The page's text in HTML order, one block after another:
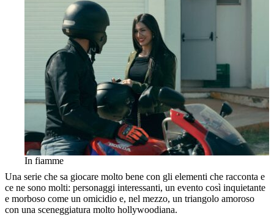
In fiamme
Una serie che sa giocare molto bene con gli elementi che racconta e
ce ne sono molti: personaggi interessanti, un evento così inquietante
e morboso come un omicidio e, nel mezzo, un triangolo amoroso
con una sceneggiatura molto hollywoodiana.